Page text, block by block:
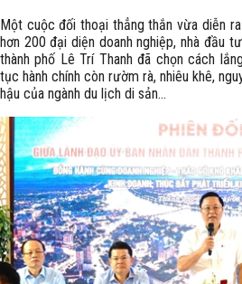
Một cuộc đối thoại thẳng thắn vừa diễn
hơn 200 đại diện doanh nghiệp, nhà đầu
thành phố Lê Trí Thanh đã chọn cách
tục hành chính còn rườm rà, nhiêu khê,
hậu của ngành du lịch di sản...